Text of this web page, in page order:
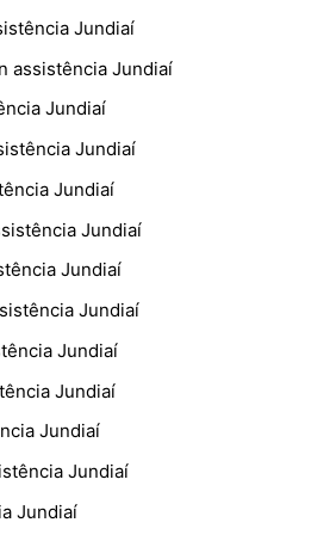
Jundiaí
assistência Jundiaí
Jundiaí
Jundiaí
Jundiaí
Jundiaí
Jundiaí
Jundiaí
Jundiaí
Jundiaí
Jundiaí
Jundiaí
Jundiaí